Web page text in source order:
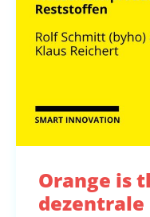
Orange is
dezentrale